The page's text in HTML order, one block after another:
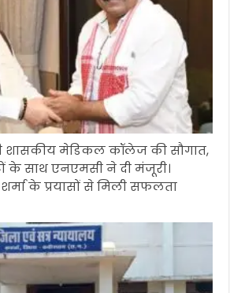
शासकीय मेडिकल कॉलेज की सौगात,
के साथ एनएमसी ने दी मंजूरी।
के प्रयासों से मिली सफलता